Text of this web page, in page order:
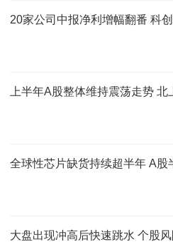
20家公司中报净利增幅翻番 科
上半年A股整体维持震荡走势
全球性芯片缺货持续超半年 A股
大盘出现冲高后快速跳水 个股